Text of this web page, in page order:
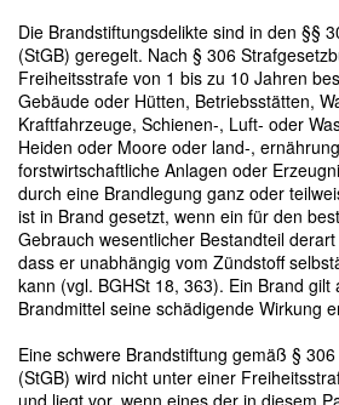
Die Brandstiftungsdelikte sind in den §§
(StGB) geregelt. Nach § 306
Freiheitsstrafe von 1 bis zu 10 Jahren
Gebäude oder Hütten, Betriebsstätten,
Kraftfahrzeuge, Schienen-, Luft- oder
Heiden oder Moore oder land-,
forstwirtschaftliche Anlagen oder
durch eine Brandlegung ganz oder
ist in Brand gesetzt, wenn ein für den
Gebrauch wesentlicher Bestandteil
dass er unabhängig vom Zündstoff
kann (vgl. BGHSt 18, 363). Ein Brand gilt
Brandmittel seine schädigende Wirkung
Eine schwere Brandstiftung gemäß §
(StGB) wird nicht unter einer